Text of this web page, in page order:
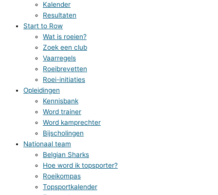
Kalender
Resultaten
Start to Row
Wat is roeien?
Zoek een club
Vaarregels
Roeibrevetten
Roei-initiaties
Opleidingen
Kennisbank
Word trainer
Word kamprechter
Bijscholingen
Nationaal team
Belgian Sharks
Hoe word ik topsporter?
Roeikompas
Topsportkalender